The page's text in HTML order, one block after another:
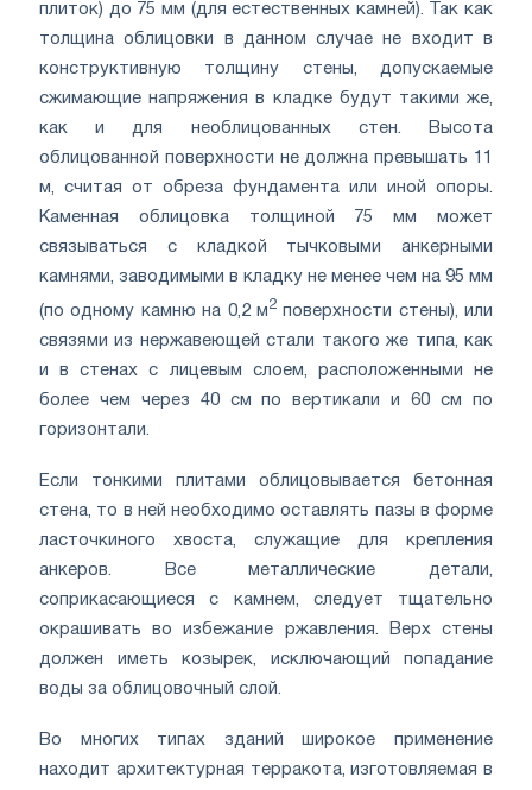
плиток) до 75 мм (для естественных камней). Так как
толщина облицовки в данном случае не входит в
конструктивную толщину стены, допускаемые
сжимающие напряжения в кладке будут такими же,
как и для необлицованных стен. Высота
облицованной поверхности не должна превышать 11
м, считая от обреза фундамента или иной опоры.
Каменная облицовка толщиной 75 мм может
связываться с кладкой тычковыми анкерными
камнями, заводимыми в кладку не менее чем на 95 мм
(по одному камню на 0,2 м2поверхности стены), или
связями из нержавеющей стали такого же типа, как
и в стенах с лицевым слоем, расположенными не
более чем через 40 см по вертикали и 60 см по
горизонтали.
Если тонкими плитами облицовывается бетонная
стена, то в ней необходимо оставлять пазы в форме
ласточкиного хвоста, служащие для крепления
анкеров. Все металлические детали,
соприкасающиеся с камнем, следует тщательно
окрашивать во избежание ржавления. Верх стены
должен иметь козырек, исключающий попадание
воды за облицовочный слой.
Во многих типах зданий широкое применение
находит архитектурная терракота, изготовляемая в